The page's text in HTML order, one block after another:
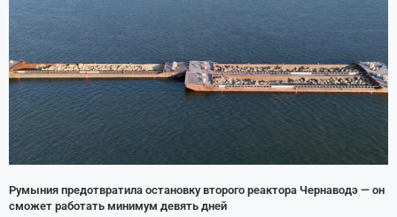
Румыния предотвратила остановку второго реактора Чернаводэ — он
сможет работать минимум девять дней